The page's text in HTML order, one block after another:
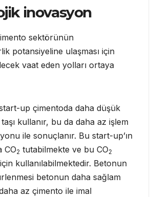
inovasyon
sektörünün
potansiyeline ulaşması için
vaat eden yolları ortaya
up çimentoda daha düşük
kullanır, bu da daha az işlem
ile sonuçlanır. Bu start-up’ın
CO2 tutabilmekte ve bu CO2
kullanılabilmektedir. Betonun
betonun daha sağlam
az çimento ile imal